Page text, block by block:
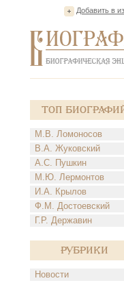
Добавить в
Топ
М.В. Ломоносов
В.А. Жуковский
А.С. Пушкин
М.Ю. Лермонтов
И.А. Крылов
Ф.М. Достоевский
Г.Р. Державин
Рубрики
Новости